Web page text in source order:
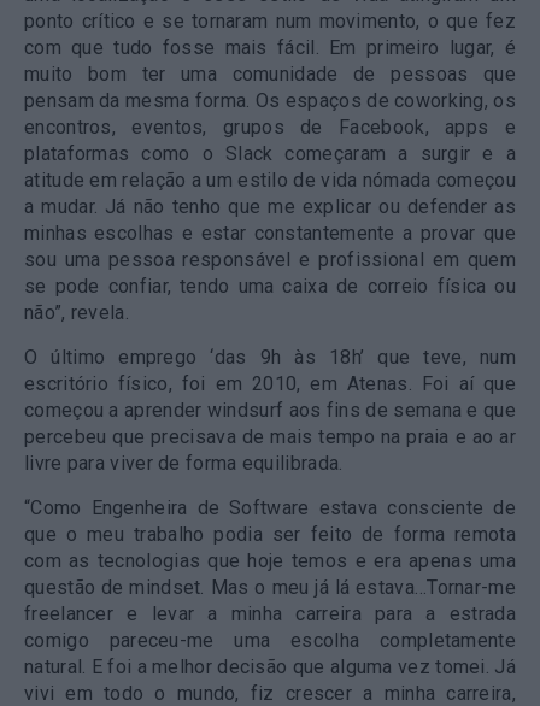
ponto crítico e se tornaram num movimento, o que fez
com que tudo fosse mais fácil. Em primeiro lugar, é
muito bom ter uma comunidade de pessoas que
pensam da mesma forma. Os espaços de coworking, os
encontros, eventos, grupos de Facebook, apps e
plataformas como o Slack começaram a surgir e a
atitude em relação a um estilo de vida nómada começou
a mudar. Já não tenho que me explicar ou defender as
minhas escolhas e estar constantemente a provar que
sou uma pessoa responsável e profissional em quem
se pode confiar, tendo uma caixa de correio física ou
não”, revela.
O último emprego ‘das 9h às 18h’ que teve, num
escritório físico, foi em 2010, em Atenas. Foi aí que
começou a aprender windsurf aos fins de semana e que
percebeu que precisava de mais tempo na praia e ao ar
livre para viver de forma equilibrada.
“Como Engenheira de Software estava consciente de
que o meu trabalho podia ser feito de forma remota
com as tecnologias que hoje temos e era apenas uma
questão de mindset. Mas o meu já lá estava…Tornar-me
freelancer e levar a minha carreira para a estrada
comigo pareceu-me uma escolha completamente
natural. E foi a melhor decisão que alguma vez tomei. Já
vivi em todo o mundo, fiz crescer a minha carreira,